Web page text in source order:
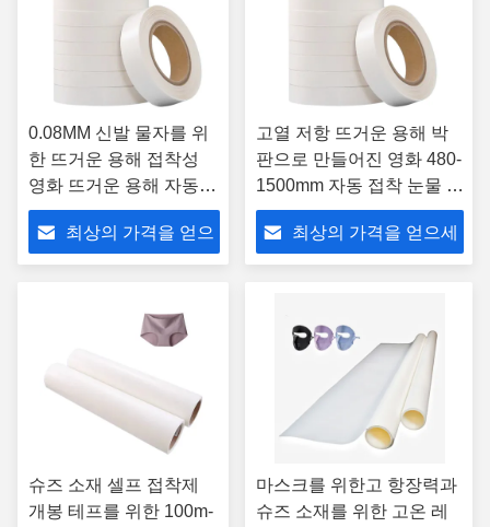
0.08MM 신발 물자를 위
한 뜨거운 용해 접착성
영화 뜨거운 용해 자동
접착 테이프
최상의 가격을 얻으
고열 저항 뜨거운 용해 박
판으로 만들어진 영화 480-
1500mm 자동 접착 눈물 테
이프
최상의 가격을 얻으세
슈즈 소재 셀프 접착제
개봉 테프를 위한 100m-
마스크를 위한고 항장력과
슈즈 소재를 위한 고온 레